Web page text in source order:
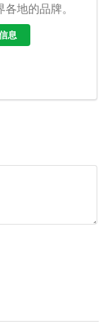
地的品牌。
息